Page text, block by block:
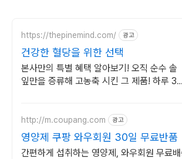
https://thepinemind.com/ 광고
건강한 혈당을 위한 선택
본사만의 특별 혜택 알아보기! 오직 순수 솔
잎만을 증류해 고농축 시킨 그 제품! 하루 3
http://m.coupang.com 광고
영양제 쿠팡 와우회원 30일 무료반품
간편하게 섭취하는 영양제, 와우회원 무료